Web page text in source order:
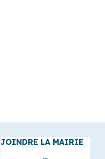
JOINDRE LA MAIRIE